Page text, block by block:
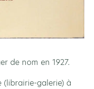
de nom en 1927.
(librairie-galerie) à